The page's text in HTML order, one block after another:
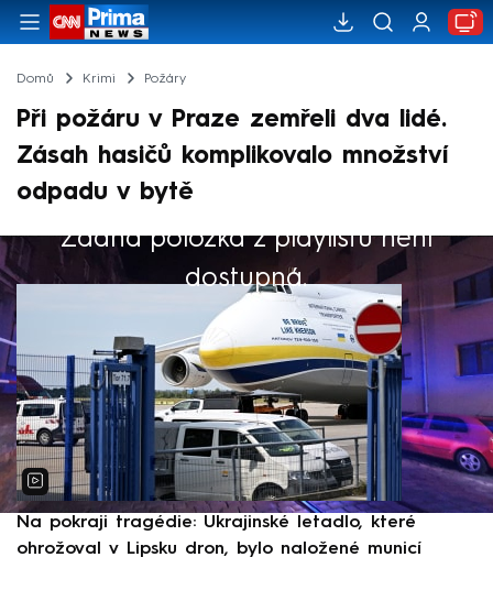
Domů Krimi Požáry
Při požáru v Praze zemřeli dva lidé.
Zásah hasičů komplikovalo množství
odpadu v bytě
Žádná položka z playlistu není
dostupná.
Výběr redakce
Na pokraji tragédie: Ukrajinské letadlo, které
ohrožoval v Lipsku dron, bylo naložené municí